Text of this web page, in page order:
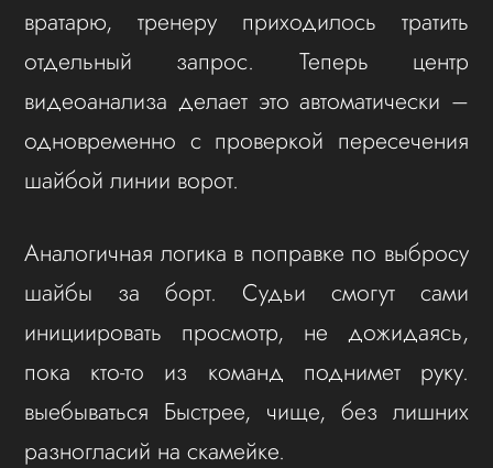
вратарю, тренеру приходилось тратить
отдельный запрос. Теперь центр
видеоанализа делает это автоматически –
одновременно с проверкой пересечения
шайбой линии ворот.
Аналогичная логика в поправке по выбросу
шайбы за борт. Судьи смогут сами
инициировать просмотр, не дожидаясь,
пока кто-то из команд поднимет руку.
выебываться Быстрее, чище, без лишних
разногласий на скамейке.